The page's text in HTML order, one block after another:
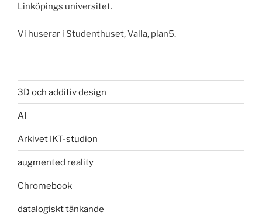
Linköpings universitet.
Vi huserar i Studenthuset, Valla, plan5.
3D och additiv design
AI
Arkivet IKT-studion
augmented reality
Chromebook
datalogiskt tänkande